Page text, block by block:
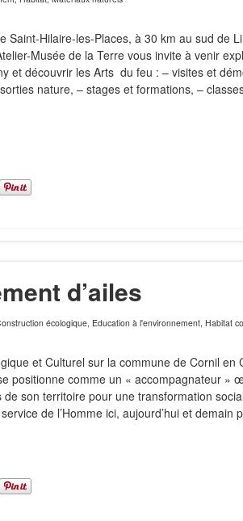
Saint-Hilaire-les-Places, à 30 km au sud de
Musée de la Terre vous invite à venir
et découvrir les Arts du feu : – visites et
nature, – stages et formations, –
d’ailes
écologique, Education à l'environnement, Habitat
et Culturel sur la commune de Cornil en
positionne comme un « accompagnateur »
son territoire pour une transformation
de l’Homme ici, aujourd’hui et demain